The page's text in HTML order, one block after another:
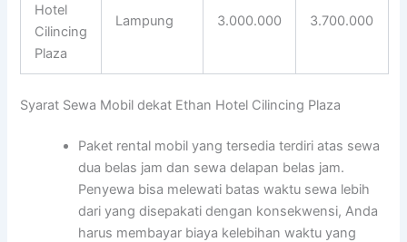
Hotel
Cilincing
Plaza
Lampung 3.000.000 3.700.000
Syarat Sewa Mobil dekat Ethan Hotel Cilincing Plaza
Paket rental mobil yang tersedia terdiri atas sewa
dua belas jam dan sewa delapan belas jam.
Penyewa bisa melewati batas waktu sewa lebih
dari yang disepakati dengan konsekwensi, Anda
harus membayar biaya kelebihan waktu yang